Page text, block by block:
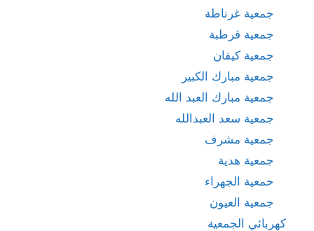
جمعية غرناطة
جمعية قرطبة
جمعية كيفان
جمعية مبارك الكبير
جمعية مبارك العبد الله
جمعية سعد العبدالله
جمعية مشرف
جمعية هدية
حمعية الجهراء
جمعية العيون
كهربائي الجمعية